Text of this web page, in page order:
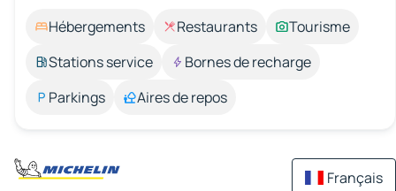
Hébergements Restaurants
Tourisme
Stations service
Bornes de recharge
Parkings
Aires de repos
Français